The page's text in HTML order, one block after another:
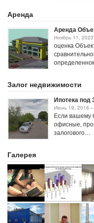
Аренда
Аренда
Ноябрь 11,
оценка
Залог недвижимости
Ипотека под
Июнь 19, 2016
Если вашему
офисные,
залогового…
Галерея